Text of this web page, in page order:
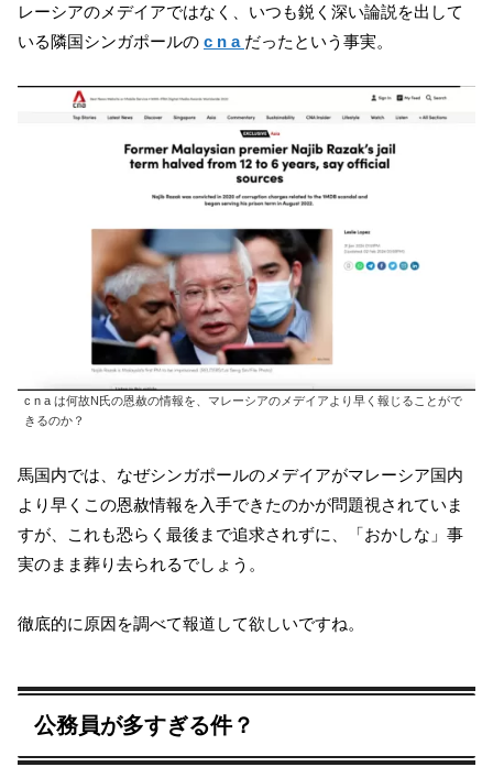
レーシアのメデイアではなく、いつも鋭く深い論説を出して
いる隣国シンガポールの c n a だったという事実。
c n a は何故N氏の恩赦の情報を、マレーシアのメデイアより早く報じることがで
きるのか？
馬国内では、なぜシンガポールのメデイアがマレーシア国内
より早くこの恩赦情報を入手できたのかが問題視されていま
すが、これも恐らく最後まで追求されずに、「おかしな」事
実のまま葬り去られるでしょう。
徹底的に原因を調べて報道して欲しいですね。
公務員が多すぎる件？